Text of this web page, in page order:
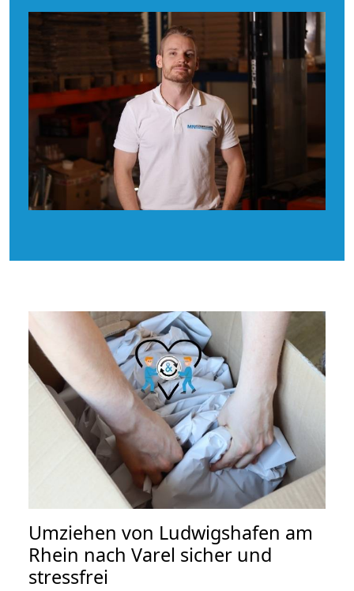
Umziehen von Ludwigshafen am
Rhein nach Varel sicher und
stressfrei